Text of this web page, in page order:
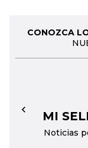
CONOZCA
MI
Noticias
←